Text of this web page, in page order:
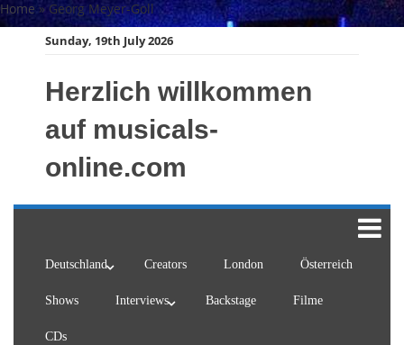
Skip
to
Home» Georg Meyer-Goll
Sunday, 19th July 2026
Herzlich willkommen
auf musicals-
online.com
Deutschland Creators London Österreich
Shows Interviews Backstage Filme
CDs